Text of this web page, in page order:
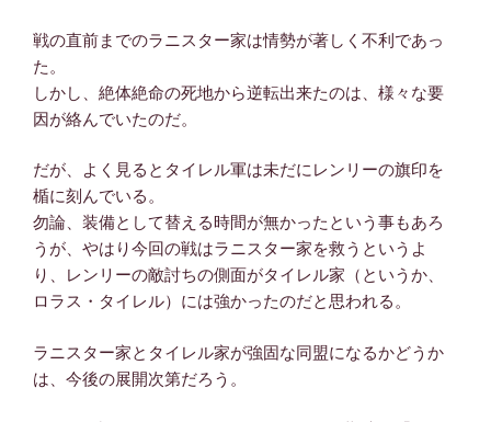
戦の直前までのラニスター家は情勢が著しく不利であっ
た。
しかし、絶体絶命の死地から逆転出来たのは、様々な要
因が絡んでいたのだ。
だが、よく見るとタイレル軍は未だにレンリーの旗印を
楯に刻んでいる。
勿論、装備として替える時間が無かったという事もあろ
うが、やはり今回の戦はラニスター家を救うというよ
り、レンリーの敵討ちの側面がタイレル家（というか、
ロラス・タイレル）には強かったのだと思われる。
ラニスター家とタイレル家が強固な同盟になるかどうか
は、今後の展開次第だろう。